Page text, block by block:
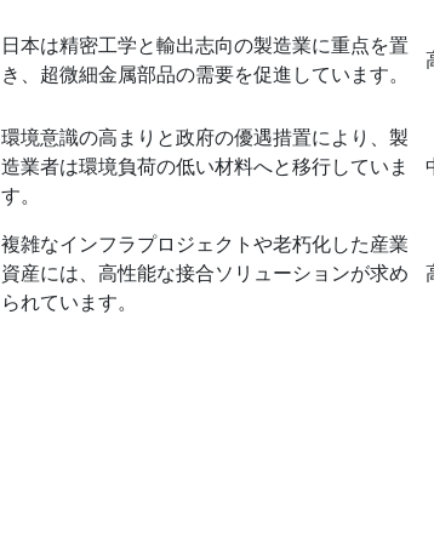
日本は精密工学と輸出志向の製造業に重点を置
き、超微細金属部品の需要を促進しています。
環境意識の高まりと政府の優遇措置により、製
造業者は環境負荷の低い材料へと移行していま
す。
複雑なインフラプロジェクトや老朽化した産業
資産には、高性能な接合ソリューションが求め
られています。